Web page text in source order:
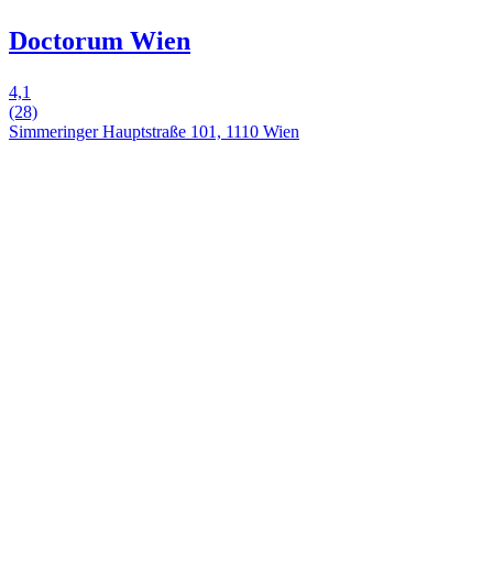
Doctorum Wien
4,1
(28)
Simmeringer Hauptstraße 101, 1110 Wien